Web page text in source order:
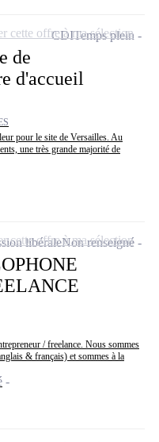
de
d'accueil
pour le site de Versailles. Au
une très grande majorité de
CDITemps plein
cette offre à ma sélection
/ freelance. Nous sommes
& français) et sommes à la
libéraleNon renseigné
cette offre à ma sélection